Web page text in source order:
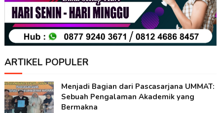
ARTIKEL POPULER
Menjadi Bagian dari Pascasarjana UMMAT:
Sebuah Pengalaman Akademik yang
Bermakna